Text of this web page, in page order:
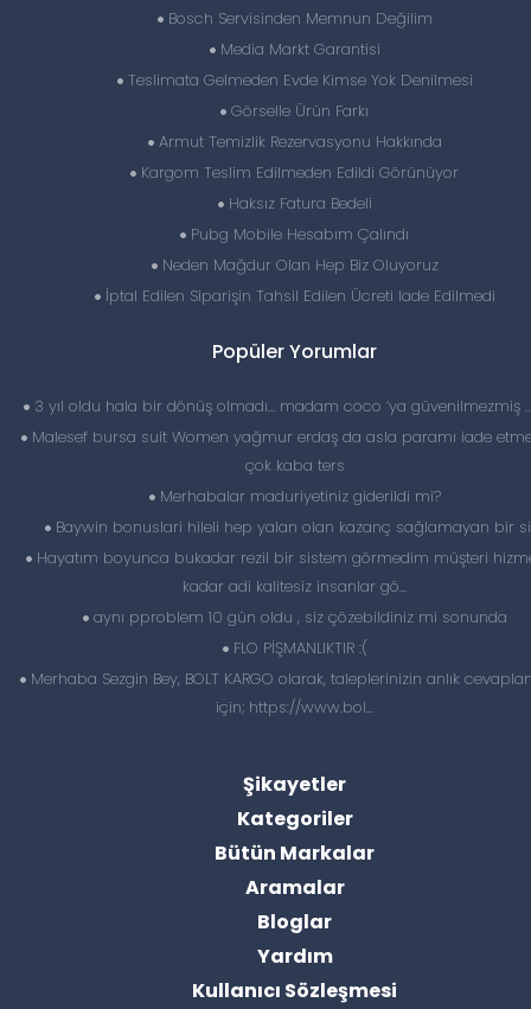
Bosch Servisinden Memnun Değilim
Media Markt Garantisi
Teslimata Gelmeden Evde Kimse Yok Denilmesi
Görselle Ürün Farkı
Armut Temizlik Rezervasyonu Hakkında
Kargom Teslim Edilmeden Edildi Görünüyor
Haksız Fatura Bedeli
Pubg Mobile Hesabım Çalındı
Neden Mağdur Olan Hep Biz Oluyoruz
İptal Edilen Siparişin Tahsil Edilen Ücreti Iade Edilmedi
Popüler Yorumlar
3 yıl oldu hala bir dönüş olmadı… madam coco ‘ya güvenilmezmiş
Malesef bursa suit Women yağmur erdaş da asla paramı iade
çok kaba ters
Merhabalar maduriyetiniz giderildi mi?
Baywin bonuslari hileli hep yalan olan kazanç sağlamayan bir
Hayatım boyunca bukadar rezil bir sistem görmedim müşteri
kadar adi kalitesiz insanlar gö...
aynı pproblem 10 gün oldu , siz çözebildiniz mi sonunda
FLO PİŞMANLIKTIR :(
Merhaba Sezgin Bey, BOLT KARGO olarak, taleplerinizin anlık
için; https://www.bol...
Şikayetler
Kategoriler
Bütün Markalar
Aramalar
Bloglar
Yardım
Kullanıcı Sözleşmesi